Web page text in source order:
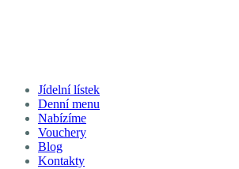
Jídelní lístek
Denní menu
Nabízíme
Vouchery
Blog
Kontakty